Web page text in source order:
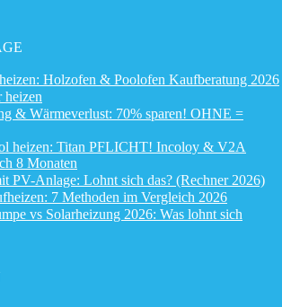
Holzofen & Poolofen Kaufberatung 2026
heizen
& Wärmeverlust: 70% sparen! OHNE =
heizen: Titan PFLICHT! Incoloy & V2A
8 Monaten
PV-Anlage: Lohnt sich das? (Rechner 2026)
7 Methoden im Vergleich 2026
vs Solarheizung 2026: Was lohnt sich